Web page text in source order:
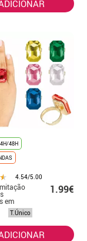
48H
4.54/5.00
em
1.99€
T.Único